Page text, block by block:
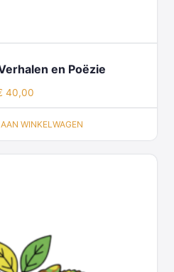
en Poëzie
40,00
WINKELWAGEN